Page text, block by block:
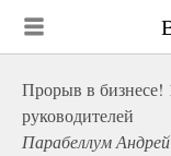
Прорыв в бизнесе!
руководителей
Парабеллум Андрей